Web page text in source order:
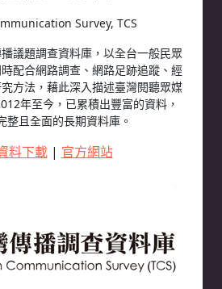
Survey, TCS
議題調查資料庫，以全台一般民眾
配合網路調查、網路足跡追蹤、經
方法，藉此深入描述臺灣閱聽眾媒
年至今，已累積出豐富的資料，
整且全面的長期資料庫。
料下載| 官方網站